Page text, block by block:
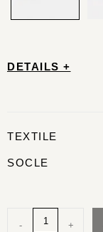
DETAILS +
TEXTILE
SOCLE
- +